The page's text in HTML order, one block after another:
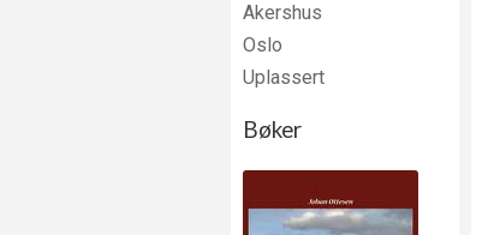
Akershus
Oslo
Uplassert
Bøker